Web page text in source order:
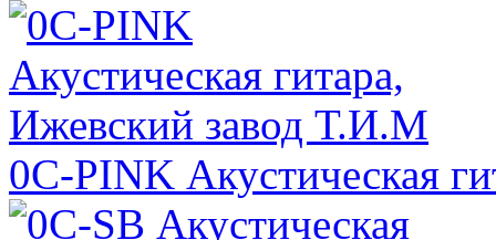
0C-PINK Акустическая